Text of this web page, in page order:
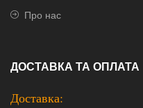
Про нас
ДОСТАВКА ТА ОПЛАТА
Доставка: